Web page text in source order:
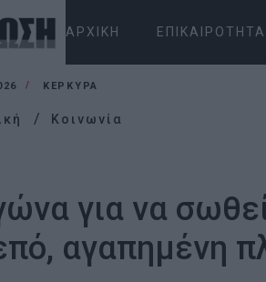
ΑΡΧΙΚΉ ΕΠΙΚΑΙΡΌΤΗΤΑ
ΚΕΡΚΥΡΑ
Κοινωνία
για να
αγαπημένη